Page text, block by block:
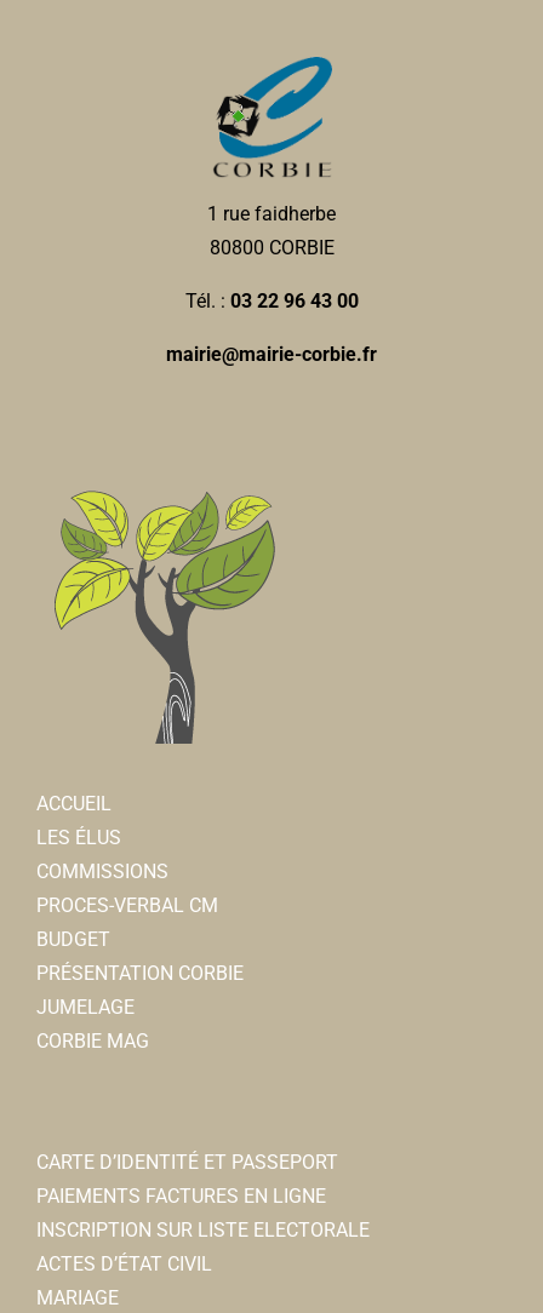
1 rue faidherbe
80800 CORBIE
Tél. : 03 22 96 43 00
mairie@mairie-corbie.fr
ACCUEIL
LES ÉLUS
COMMISSIONS
PROCES-VERBAL CM
BUDGET
PRÉSENTATION CORBIE
JUMELAGE
CORBIE MAG
CARTE D’IDENTITÉ ET PASSEPORT
PAIEMENTS FACTURES EN LIGNE
INSCRIPTION SUR LISTE ELECTORALE
ACTES D’ÉTAT CIVIL
MARIAGE